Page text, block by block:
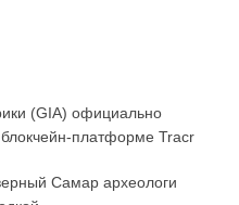
(GIA) официально
платформе Tracr
Самар археологи